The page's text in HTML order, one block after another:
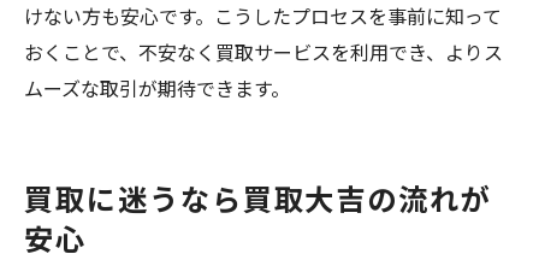
けない方も安心です。こうしたプロセスを事前に知って
おくことで、不安なく買取サービスを利用でき、よりス
ムーズな取引が期待できます。
買取に迷うなら買取大吉の流れが
安心